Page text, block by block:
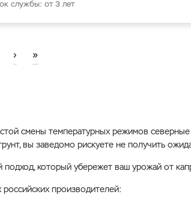
службы: от 3 лет
› »
смены температурных режимов
вы заведомо рискуете не получить
который убережет ваш урожай от
производителей: